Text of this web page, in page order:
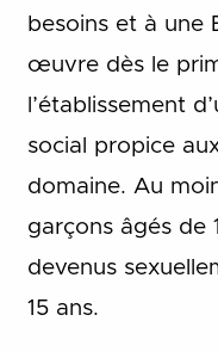
besoins et à une
œuvre dès le
l’établissement
social propice
domaine. Au
garçons âgés de
devenus
15 ans.